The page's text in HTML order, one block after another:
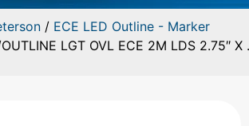
/ ECE LED Outline - Marker
LGT OVL ECE 2M LDS 2.75″ X